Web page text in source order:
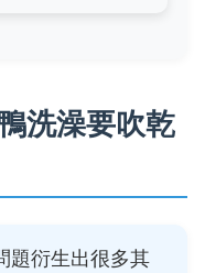
洗澡要吹乾
題衍生出很多其